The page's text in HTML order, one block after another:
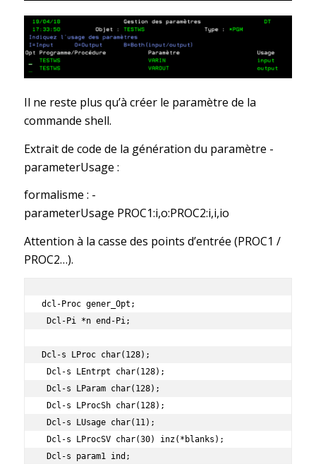
Il ne reste plus qu’à créer le paramètre de la
commande shell.
Extrait de code de la génération du paramètre -
parameterUsage :
formalisme : -
parameterUsage PROC1:i,o:PROC2:i,i,io
Attention à la casse des points d’entrée (PROC1 /
PROC2…).
dcl-Proc gener_Opt;
Dcl-Pi *n end-Pi;
Dcl-s LProc char(128);
Dcl-s LEntrpt char(128);
Dcl-s LParam char(128);
Dcl-s LProcSh char(128);
Dcl-s LUsage char(11);
Dcl-s LProcSV char(30) inz(*blanks);
Dcl-s param1 ind;